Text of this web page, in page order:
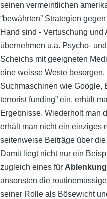
seinen vermeintlichen
“bewährten” Strategien
Hand sind - Vertuschung
übernehmen u.a. Psycho-
Scheichs mit geeigneten
eine weisse Weste
Suchmaschinen wie Google,
terrorist funding” ein, erhält
Ergebnisse. Wiederholt man
erhält man nicht ein einziges
seitenweise Beiträge über
Damit liegt nicht nur ein
zugleich eines für Ablenkung
ansonsten die
seiner Rolle als Bösewicht